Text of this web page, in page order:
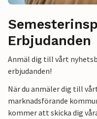
Erbjudanden
Anmäl dig till vårt
erbjudanden!
När du anmäler dig till
marknadsförande
kommer att skicka dig